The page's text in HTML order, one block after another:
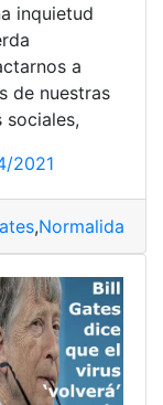
inquietud
a
de nuestras
sociales,
2021
,Normalidad